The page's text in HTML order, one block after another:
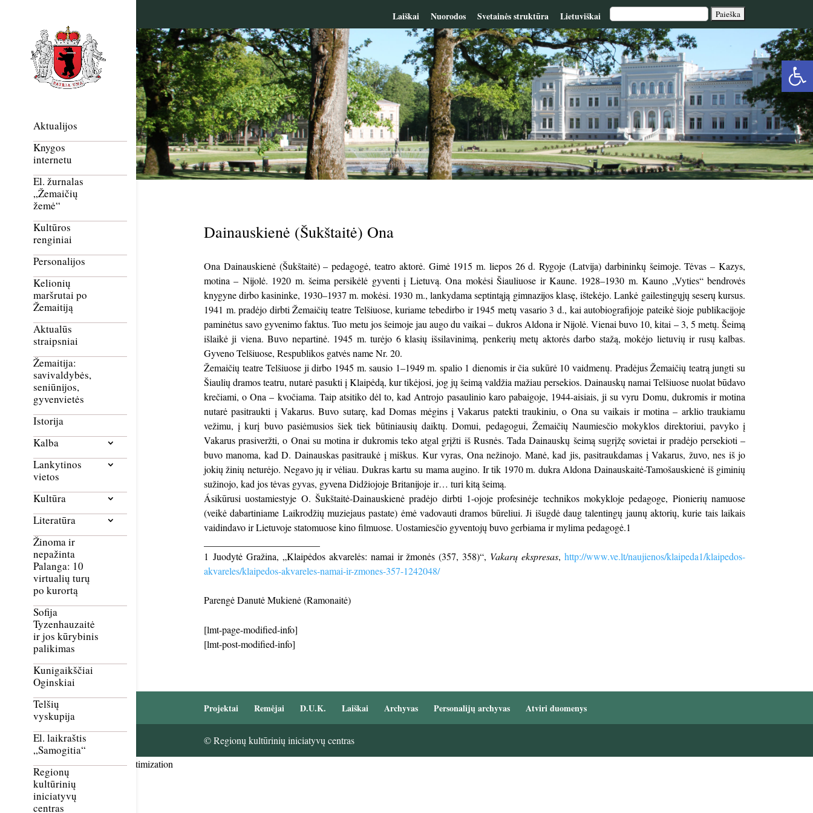
Laiškai Nuorodos Svetainės struktūra Lietuviškai
Aktualijos
Knygos
internetu
El. žurnalas
„Žemaičių
žemė“
Kultūros
renginiai
Personalijos
Kelionių
maršrutai po
Žemaitiją
Aktualūs
straipsniai
Žemaitija:
savivaldybės,
seniūnijos,
gyvenvietės
Istorija
Kalba
Lankytinos
vietos
Kultūra
Literatūra
Žinoma ir
nepažinta
Palanga: 10
virtualių turų
po kurortą
Sofija
Tyzenhauzaitė
ir jos kūrybinis
palikimas
Kunigaikščiai
Oginskiai
Telšių
vyskupija
El. laikraštis
„Samogitia“
Regionų
kultūrinių
iniciatyvų
centras
Dainauskienė (Šukštaitė) Ona
Ona Dainauskienė (Šukštaitė) – pedagogė, teatro aktorė. Gimė 1915 m. liepos 26 d. Rygoje (Latvija) darbininkų šeimoje. Tėvas – Kazys,
motina – Nijolė. 1920 m. šeima persikėlė gyventi į Lietuvą. Ona mokėsi Šiauliuose ir Kaune. 1928–1930 m. Kauno „Vyties“ bendrovės
knygyne dirbo kasininke, 1930–1937 m. mokėsi. 1930 m., lankydama septintąją gimnazijos klasę, ištekėjo. Lankė gailestingųjų seserų kursus.
1941 m. pradėjo dirbti Žemaičių teatre Telšiuose, kuriame tebedirbo ir 1945 metų vasario 3 d., kai autobiografijoje pateikė šioje publikacijoje
paminėtus savo gyvenimo faktus. Tuo metu jos šeimoje jau augo du vaikai – dukros Aldona ir Nijolė. Vienai buvo 10, kitai – 3, 5 metų. Šeimą
išlaikė ji viena. Buvo nepartinė. 1945 m. turėjo 6 klasių išsilavinimą, penkerių metų aktorės darbo stažą, mokėjo lietuvių ir rusų kalbas.
Gyveno Telšiuose, Respublikos gatvės name Nr. 20.
Žemaičių teatre Telšiuose ji dirbo 1945 m. sausio 1–1949 m. spalio 1 dienomis ir čia sukūrė 10 vaidmenų. Pradėjus Žemaičių teatrą jungti su
Šiaulių dramos teatru, nutarė pasukti į Klaipėdą, kur tikėjosi, jog jų šeimą valdžia mažiau persekios. Dainauskų namai Telšiuose nuolat būdavo
krečiami, o Ona – kvočiama. Taip atsitiko dėl to, kad Antrojo pasaulinio karo pabaigoje, 1944-aisiais, ji su vyru Domu, dukromis ir motina
nutarė pasitraukti į Vakarus. Buvo sutarę, kad Domas mėgins į Vakarus patekti traukiniu, o Ona su vaikais ir motina – arklio traukiamu
vežimu, į kurį buvo pasiėmusios šiek tiek būtiniausių daiktų. Domui, pedagogui, Žemaičių Naumiesčio mokyklos direktoriui, pavyko į
Vakarus prasiveržti, o Onai su motina ir dukromis teko atgal grįžti iš Rusnės. Tada Dainauskų šeimą sugrįžę sovietai ir pradėjo persekioti –
buvo manoma, kad D. Dainauskas pasitraukė į miškus. Kur vyras, Ona nežinojo. Manė, kad jis, pasitraukdamas į Vakarus, žuvo, nes iš jo
jokių žinių neturėjo. Negavo jų ir vėliau. Dukras kartu su mama augino. Ir tik 1970 m. dukra Aldona Dainauskaitė-Tamošauskienė iš giminių
sužinojo, kad jos tėvas gyvas, gyvena Didžiojoje Britanijoje ir… turi kitą šeimą.
Ásikūrusi uostamiestyje O. Šukštaitė-Dainauskienė pradėjo dirbti 1-ojoje profesinėje technikos mokykloje pedagoge, Pionierių namuose
(veikė dabartiniame Laikrodžių muziejaus pastate) ėmė vadovauti dramos būreliui. Ji išugdė daug talentingų jaunų aktorių, kurie tais laikais
vaidindavo ir Lietuvoje statomuose kino filmuose. Uostamiesčio gyventojų buvo gerbiama ir mylima pedagogė.1
1 Juodytė Gražina, „Klaipėdos akvarelės: namai ir žmonės (357, 358)“, Vakarų ekspresas,http://www.ve.lt/naujienos/klaipeda1/klaipedos-
akvareles/klaipedos-akvareles-namai-ir-zmones-357-1242048/
Parengė Danutė Mukienė (Ramonaitė)
[lmt-page-modified-info]
[lmt-post-modified-info]
Projektai Remėjai D.U.K. Laiškai Archyvas Personalijų archyvas Atviri duomenys
© Regionų kultūrinių iniciatyvų centras
Smush Image Compression and Optimization